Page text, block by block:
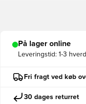
På lager online
Leveringstid: 1-3
Fri fragt ved køb
30 dages returret